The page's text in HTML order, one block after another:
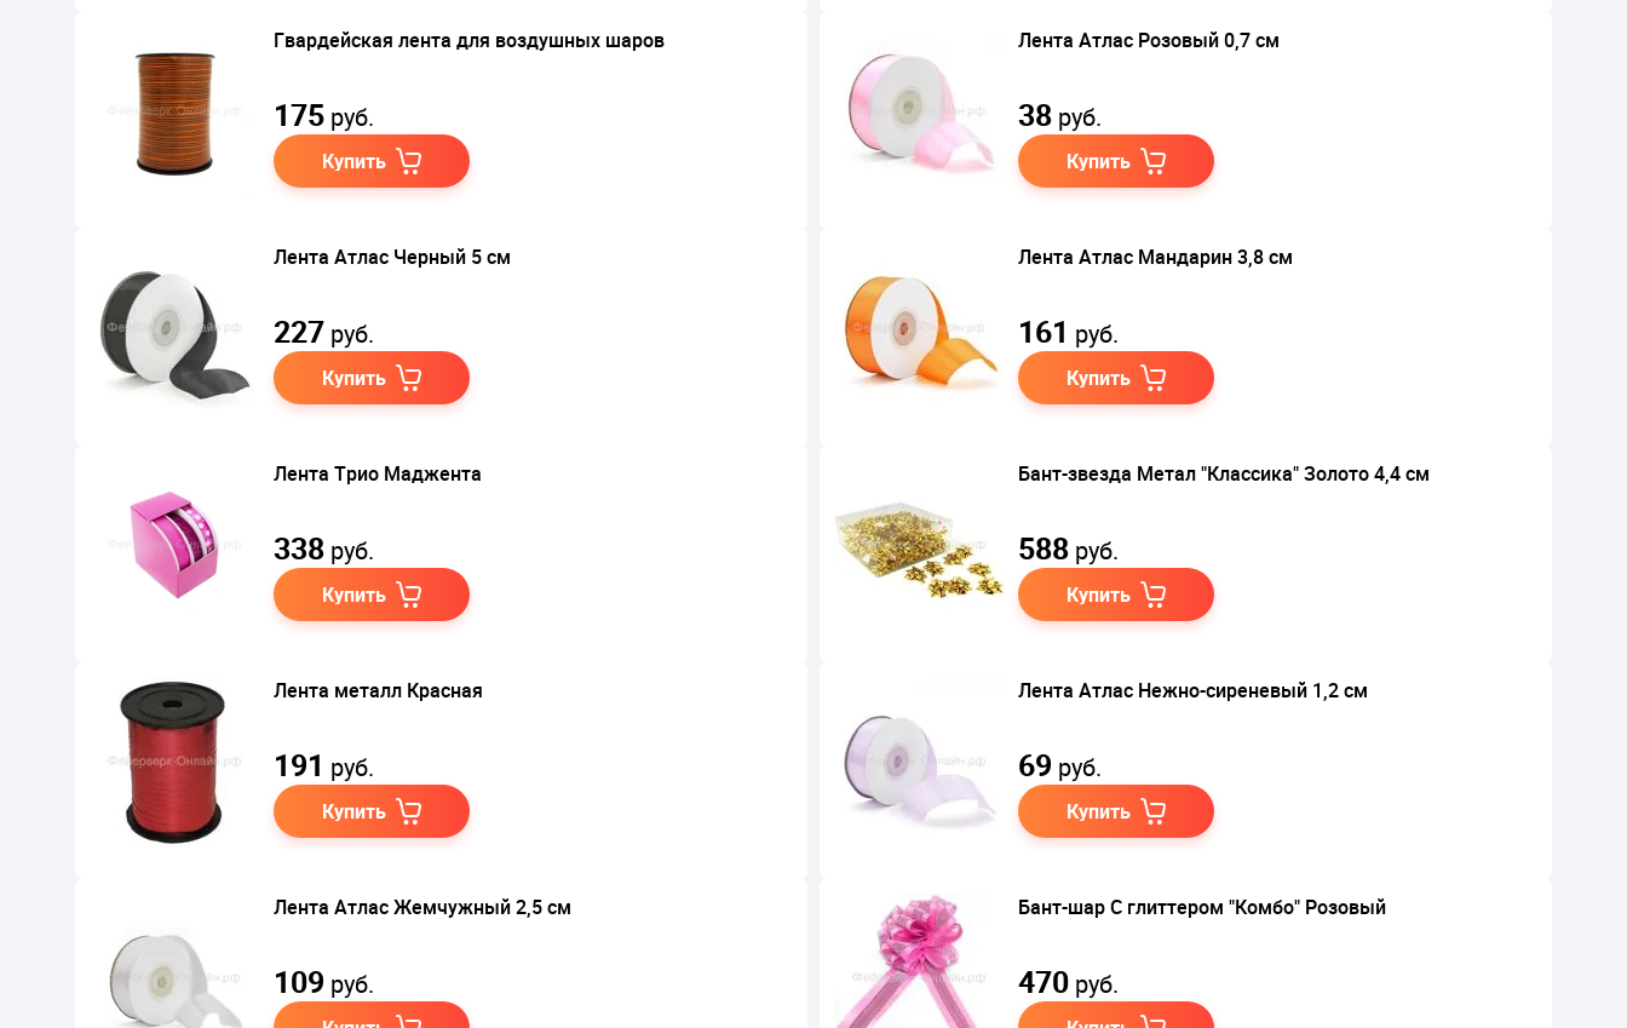
Гвардейская лента для воздушных шаров
175 руб.
Купить
Лента Атлас Розовый 0,7 см
38 руб.
Купить
Лента Атлас Черный 5 см
227 руб.
Купить
Лента Атлас Мандарин 3,8 см
161 руб.
Купить
Лента Трио Маджента
338 руб.
Купить
Бант-звезда Метал "Классика" Золото 4,4 см
588 руб.
Купить
Лента металл Красная
191 руб.
Купить
Лента Атлас Нежно-сиреневый 1,2 см
69 руб.
Купить
Лента Атлас Жемчужный 2,5 см
109 руб.
Бант-шар С глиттером "Комбо" Розовый
470 руб.